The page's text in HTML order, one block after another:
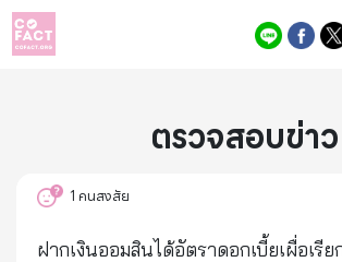
ตรวจสอบข่าว
1คนสงสัย
ฝากเงินออมสินได้อัตราดอกเบี้ยเผื่อเรี